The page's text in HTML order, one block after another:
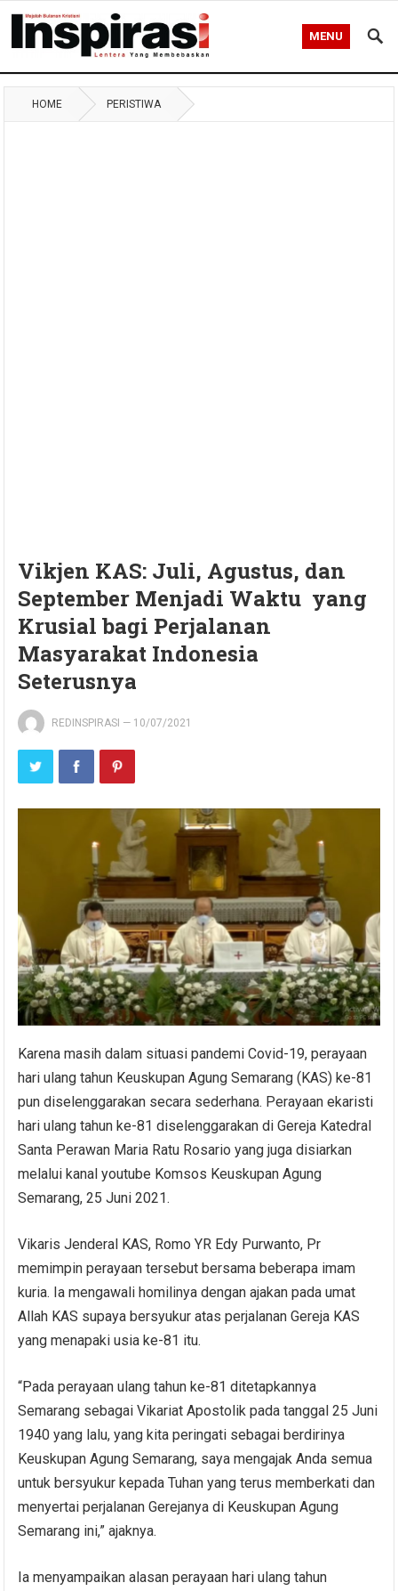
MENU
HOME PERISTIWA
Vikjen KAS: Juli, Agustus, dan
September Menjadi Waktu yang
Krusial bagi Perjalanan
Masyarakat Indonesia
Seterusnya
REDINSPIRASI — 10/07/2021
Karena masih dalam situasi pandemi Covid-19, perayaan
hari ulang tahun Keuskupan Agung Semarang (KAS) ke-81
pun diselenggarakan secara sederhana. Perayaan ekaristi
hari ulang tahun ke-81 diselenggarakan di Gereja Katedral
Santa Perawan Maria Ratu Rosario yang juga disiarkan
melalui kanal youtube Komsos Keuskupan Agung
Semarang, 25 Juni 2021.
Vikaris Jenderal KAS, Romo YR Edy Purwanto, Pr
memimpin perayaan tersebut bersama beberapa imam
kuria. Ia mengawali homilinya dengan ajakan pada umat
Allah KAS supaya bersyukur atas perjalanan Gereja KAS
yang menapaki usia ke-81 itu.
“Pada perayaan ulang tahun ke-81 ditetapkannya
Semarang sebagai Vikariat Apostolik pada tanggal 25 Juni
1940 yang lalu, yang kita peringati sebagai berdirinya
Keuskupan Agung Semarang, saya mengajak Anda semua
untuk bersyukur kepada Tuhan yang terus memberkati dan
menyertai perjalanan Gerejanya di Keuskupan Agung
Semarang ini,” ajaknya.
Ia menyampaikan alasan perayaan hari ulang tahun